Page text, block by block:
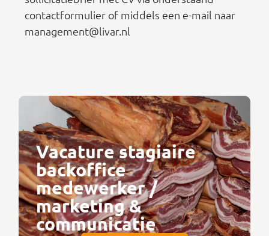
contactformulier of middels een e-mail naar
management@livar.nl
Vacature stagiaire
backoffice
medewerker /
marketing &
communicatie